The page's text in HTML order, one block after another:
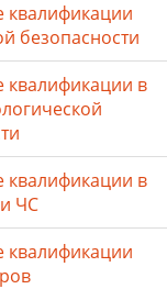
безопасности
в
в
ЧС